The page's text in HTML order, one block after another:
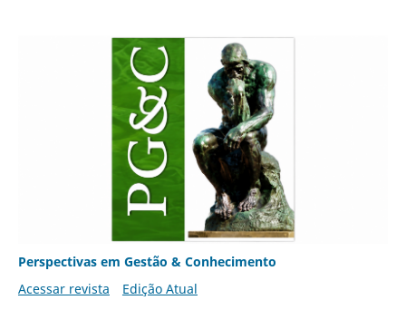
Perspectivas em Gestão & Conhecimento
Acessar revista
Edição Atual